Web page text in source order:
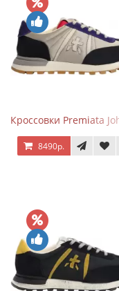
Кроссовки Premiata
8490р.